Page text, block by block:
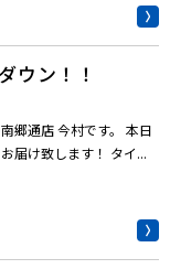
ウン！！
郷通店 今村です。 本日
届け致します！ タイ...